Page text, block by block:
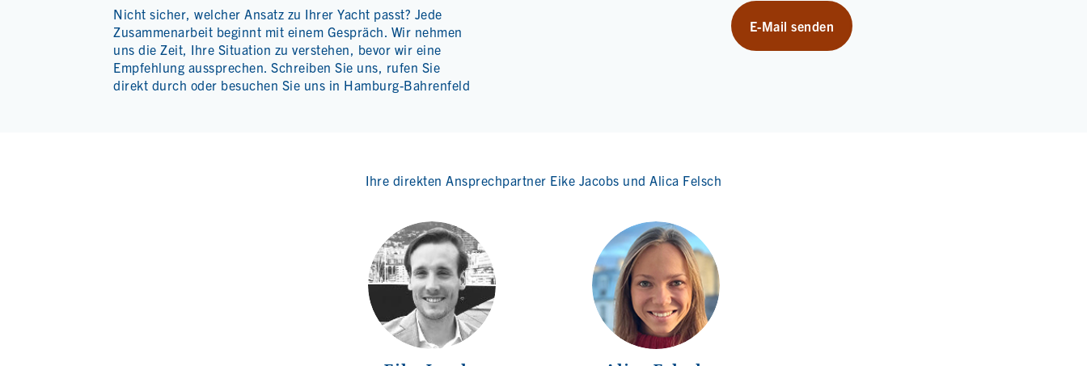
Nicht sicher, welcher Ansatz zu Ihrer Yacht passt? Jede
Zusammenarbeit beginnt mit einem Gespräch. Wir nehmen
uns die Zeit, Ihre Situation zu verstehen, bevor wir eine
Empfehlung aussprechen. Schreiben Sie uns, rufen Sie
direkt durch oder besuchen Sie uns in Hamburg-Bahrenfeld
E-Mail senden
Ihre direkten Ansprechpartner Eike Jacobs und Alica Felsch